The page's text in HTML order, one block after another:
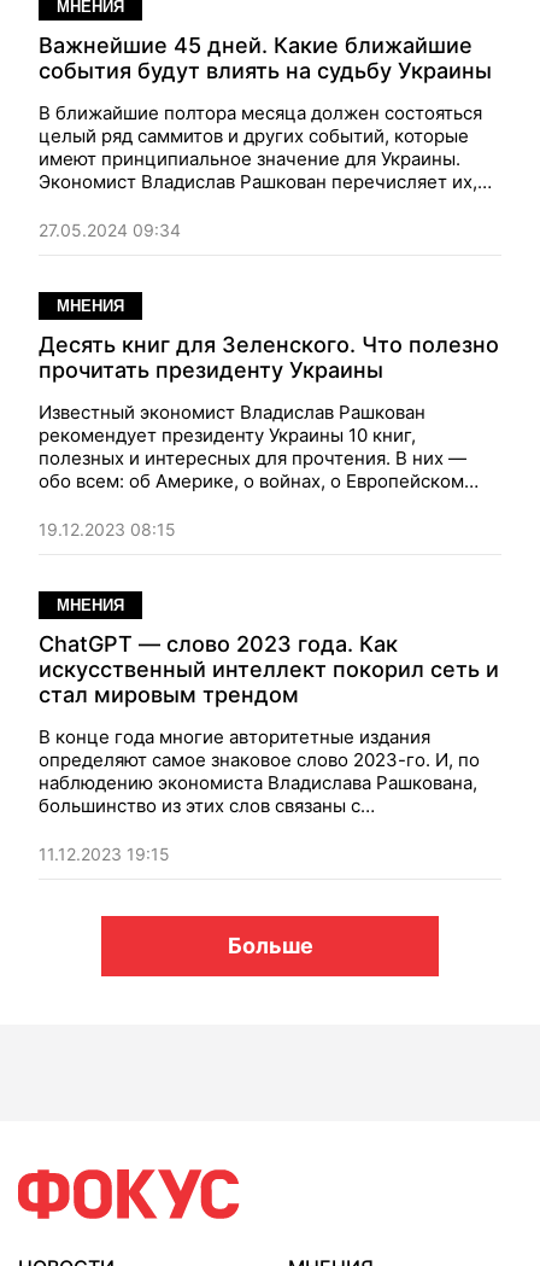
МНЕНИЯ
Важнейшие 45 дней. Какие ближайшие
события будут влиять на судьбу Украины
В ближайшие полтора месяца должен состояться
целый ряд саммитов и других событий, которые
имеют принципиальное значение для Украины.
Экономист Владислав Рашкован перечисляет их,
последствия могут иметь.
27.05.2024 09:34
МНЕНИЯ
Десять книг для Зеленского. Что полезно
прочитать президенту Украины
Известный экономист Владислав Рашкован
рекомендует президенту Украины 10 книг,
полезных и интересных для прочтения. В них —
обо всем: об Америке, о войнах, о Европейском
19.12.2023 08:15
МНЕНИЯ
ChatGPT — слово 2023 года. Как
искусственный интеллект покорил сеть и
стал мировым трендом
В конце года многие авторитетные издания
определяют самое знаковое слово 2023-го. И, по
наблюдению экономиста Владислава Рашкована,
большинство из этих слов связаны с
11.12.2023 19:15
Больше